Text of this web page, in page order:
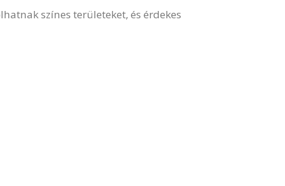
színes területeket, és érdekes